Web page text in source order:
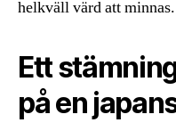
helkväll värd att minnas.
Ett
på en